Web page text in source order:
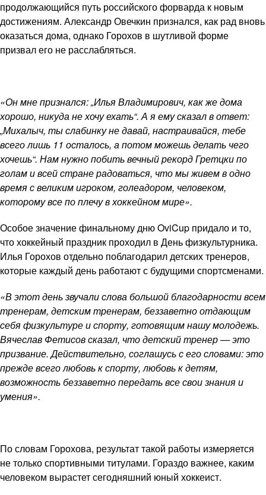
продолжающийся путь российского форварда к новым
достижениям. Александр Овечкин признался, как рад вновь
оказаться дома, однако Горохов в шутливой форме
призвал его не расслабляться.
«Он мне признался: „Илья Владимирович, как же дома
хорошо, никуда не хочу ехать“. А я ему сказал в ответ:
„Михалыч, ты слабинку не давай, настраивайся, тебе
всего лишь 11 осталось, а потом можешь делать чего
хочешь“. Нам нужно побить вечный рекорд Гретцки по
голам и всей стране радоваться, что мы живем в одно
время с великим игроком, голеадором, человеком,
которому все по плечу в хоккейном мире».
Особое значение финальному дню OviCup придало и то,
что хоккейный праздник проходил в День физкультурника.
Илья Горохов отдельно поблагодарил детских тренеров,
которые каждый день работают с будущими спортсменами.
«В этот день звучали слова большой благодарности всем
тренерам, детским тренерам, беззаветно отдающим
себя физкультуре и спорту, готовящим нашу молодежь.
Вячеслав Фетисов сказал, что детский тренер — это
призвание. Действительно, соглашусь с его словами: это
прежде всего любовь к спорту, любовь к детям,
возможность беззаветно передать все свои знания и
умения».
По словам Горохова, результат такой работы измеряется
не только спортивными титулами. Гораздо важнее, каким
человеком вырастет сегодняшний юный хоккеист.